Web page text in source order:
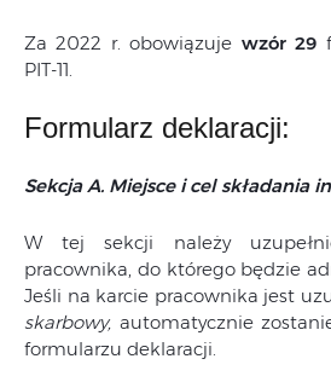
Za 2022 r. obowiązuje wzór 29
PIT-11.
Formularz deklaracji:
Sekcja A. Miejsce i cel składania
W tej sekcji należy
pracownika, do którego będzie
Jeśli na karcie pracownika jest
skarbowy, automatycznie
formularzu deklaracji.